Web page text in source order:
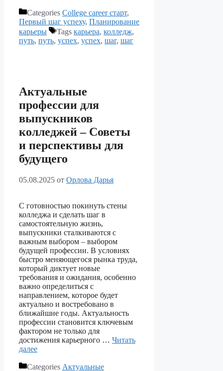
Categories College career старт,
Первый шаг успеху, Планирование
карьеры
Tags карьера, колледж,
путь, путь, успех, успех, шаг, шаг
Актуальные
профессии для
выпускников
колледжей – Советы
и перспективы для
будущего
05.08.2025 от Орлова Дарья
С готовностью покинуть стены
колледжа и сделать шаг в
самостоятельную жизнь,
выпускники сталкиваются с
важным выбором – выбором
будущей профессии. В условиях
быстро меняющегося рынка труда,
который диктует новые
требования и ожидания, особенно
важно определиться с
направлением, которое будет
актуально и востребовано в
ближайшие годы. Актуальность
профессии становится ключевым
фактором не только для
достижения карьерного … Читать
далее
Categories Актуальные